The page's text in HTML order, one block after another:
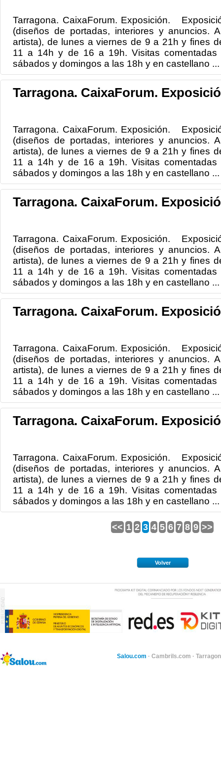
Tarragona. CaixaForum. Exposición.
(diseños de portadas, interiores y anuncios.
artista), de lunes a viernes de 9 a 21h y fines
11 a 14h y de 16 a 19h. Visitas comentadas
sábados y domingos a las 18h y en castellano ...
Tarragona. CaixaForum.
Tarragona. CaixaForum. Exposición.
(diseños de portadas, interiores y anuncios.
artista), de lunes a viernes de 9 a 21h y fines
11 a 14h y de 16 a 19h. Visitas comentadas
sábados y domingos a las 18h y en castellano ...
Tarragona. CaixaForum.
Tarragona. CaixaForum. Exposición.
(diseños de portadas, interiores y anuncios.
artista), de lunes a viernes de 9 a 21h y fines
11 a 14h y de 16 a 19h. Visitas comentadas
sábados y domingos a las 18h y en castellano ...
Tarragona. CaixaForum.
Tarragona. CaixaForum. Exposición.
(diseños de portadas, interiores y anuncios.
artista), de lunes a viernes de 9 a 21h y fines
11 a 14h y de 16 a 19h. Visitas comentadas
sábados y domingos a las 18h y en castellano ...
Tarragona. CaixaForum.
Tarragona. CaixaForum. Exposición.
(diseños de portadas, interiores y anuncios.
artista), de lunes a viernes de 9 a 21h y fines
11 a 14h y de 16 a 19h. Visitas comentadas
sábados y domingos a las 18h y en castellano ...
<< 1 2 3 4 5 6 7 8 9 >>
Volver
Salou.com · Cambrils.com ·